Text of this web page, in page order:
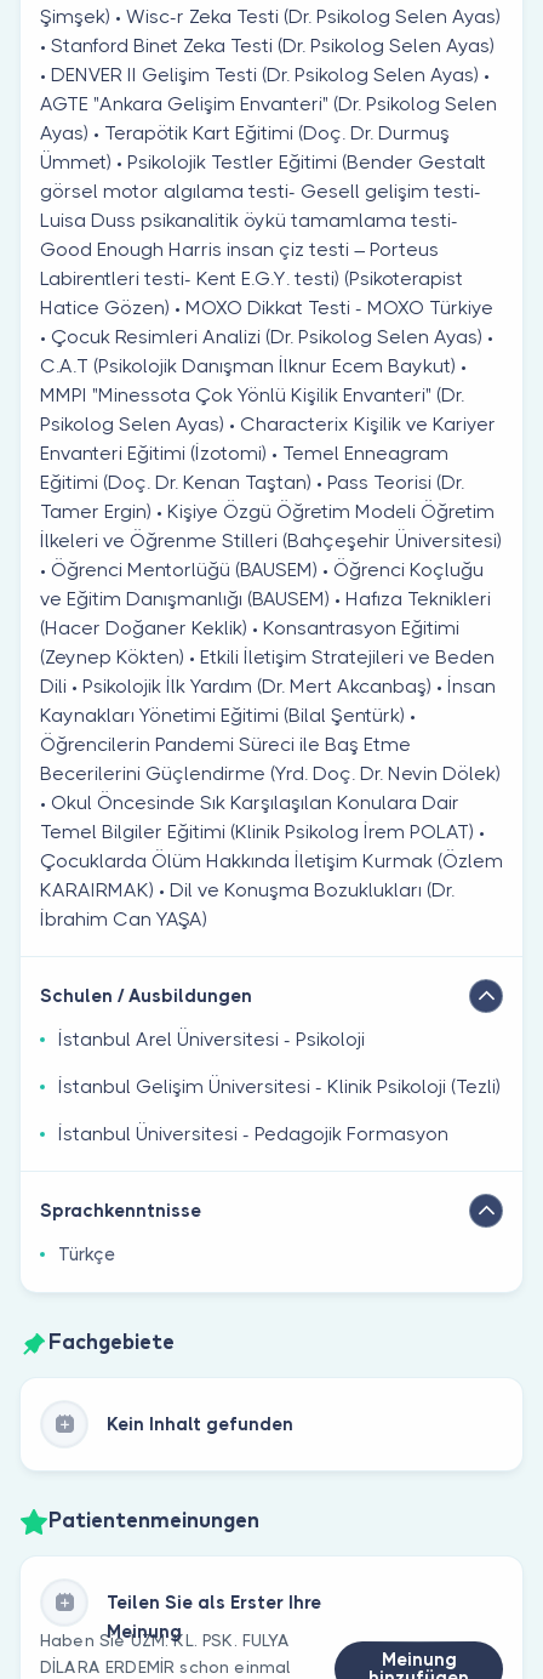
Şimşek) • Wisc-r Zeka Testi (Dr. Psikolog Selen Ayas)
• Stanford Binet Zeka Testi (Dr. Psikolog Selen Ayas)
• DENVER II Gelişim Testi (Dr. Psikolog Selen Ayas) •
AGTE "Ankara Gelişim Envanteri" (Dr. Psikolog Selen
Ayas) • Terapötik Kart Eğitimi (Doç. Dr. Durmuş
Ümmet) • Psikolojik Testler Eğitimi (Bender Gestalt
görsel motor algılama testi- Gesell gelişim testi-
Luisa Duss psikanalitik öykü tamamlama testi-
Good Enough Harris insan çiz testi – Porteus
Labirentleri testi- Kent E.G.Y. testi) (Psikoterapist
Hatice Gözen) • MOXO Dikkat Testi - MOXO Türkiye
• Çocuk Resimleri Analizi (Dr. Psikolog Selen Ayas) •
C.A.T (Psikolojik Danışman İlknur Ecem Baykut) •
MMPI "Minessota Çok Yönlü Kişilik Envanteri" (Dr.
Psikolog Selen Ayas) • Characterix Kişilik ve Kariyer
Envanteri Eğitimi (İzotomi) • Temel Enneagram
Eğitimi (Doç. Dr. Kenan Taştan) • Pass Teorisi (Dr.
Tamer Ergin) • Kişiye Özgü Öğretim Modeli Öğretim
İlkeleri ve Öğrenme Stilleri (Bahçeşehir Üniversitesi)
• Öğrenci Mentorlüğü (BAUSEM) • Öğrenci Koçluğu
ve Eğitim Danışmanlığı (BAUSEM) • Hafıza Teknikleri
(Hacer Doğaner Keklik) • Konsantrasyon Eğitimi
(Zeynep Kökten) • Etkili İletişim Stratejileri ve Beden
Dili • Psikolojik İlk Yardım (Dr. Mert Akcanbaş) • İnsan
Kaynakları Yönetimi Eğitimi (Bilal Şentürk) •
Öğrencilerin Pandemi Süreci ile Baş Etme
Becerilerini Güçlendirme (Yrd. Doç. Dr. Nevin Dölek)
• Okul Öncesinde Sık Karşılaşılan Konulara Dair
Temel Bilgiler Eğitimi (Klinik Psikolog İrem POLAT) •
Çocuklarda Ölüm Hakkında İletişim Kurmak (Özlem
KARAIRMAK) • Dil ve Konuşma Bozuklukları (Dr.
İbrahim Can YAŞA)
Schulen / Ausbildungen
İstanbul Arel Üniversitesi - Psikoloji
İstanbul Gelişim Üniversitesi - Klinik Psikoloji (Tezli)
İstanbul Üniversitesi - Pedagojik Formasyon
Sprachkenntnisse
Türkçe
Fachgebiete
Kein Inhalt gefunden
Patientenmeinungen
Teilen Sie als Erster Ihre
Meinung
Haben Sie UZM. KL. PSK. FULYA
DİLARA ERDEMİR schon einmal
Meinung